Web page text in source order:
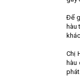
Để
hàu
Chị
hàu